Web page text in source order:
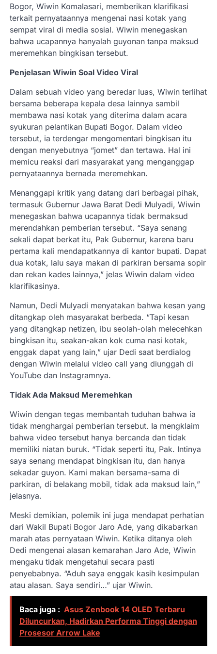
Bogor, Wiwin Komalasari, memberikan klarifikasi
terkait pernyataannya mengenai nasi kotak yang
sempat viral di media sosial. Wiwin menegaskan
bahwa ucapannya hanyalah guyonan tanpa maksud
meremehkan bingkisan tersebut.
Penjelasan Wiwin Soal Video Viral
Dalam sebuah video yang beredar luas, Wiwin terlihat
bersama beberapa kepala desa lainnya sambil
membawa nasi kotak yang diterima dalam acara
syukuran pelantikan Bupati Bogor. Dalam video
tersebut, ia terdengar mengomentari bingkisan itu
dengan menyebutnya “jomet” dan tertawa. Hal ini
memicu reaksi dari masyarakat yang menganggap
pernyataannya bernada meremehkan.
Menanggapi kritik yang datang dari berbagai pihak,
termasuk Gubernur Jawa Barat Dedi Mulyadi, Wiwin
menegaskan bahwa ucapannya tidak bermaksud
merendahkan pemberian tersebut. “Saya senang
sekali dapat berkat itu, Pak Gubernur, karena baru
pertama kali mendapatkannya di kantor bupati. Dapat
dua kotak, lalu saya makan di parkiran bersama sopir
dan rekan kades lainnya,” jelas Wiwin dalam video
klarifikasinya.
Namun, Dedi Mulyadi menyatakan bahwa kesan yang
ditangkap oleh masyarakat berbeda. “Tapi kesan
yang ditangkap netizen, ibu seolah-olah melecehkan
bingkisan itu, seakan-akan kok cuma nasi kotak,
enggak dapat yang lain,” ujar Dedi saat berdialog
dengan Wiwin melalui video call yang diunggah di
YouTube dan Instagramnya.
Tidak Ada Maksud Meremehkan
Wiwin dengan tegas membantah tuduhan bahwa ia
tidak menghargai pemberian tersebut. Ia mengklaim
bahwa video tersebut hanya bercanda dan tidak
memiliki niatan buruk. “Tidak seperti itu, Pak. Intinya
saya senang mendapat bingkisan itu, dan hanya
sekadar guyon. Kami makan bersama-sama di
parkiran, di belakang mobil, tidak ada maksud lain,”
jelasnya.
Meski demikian, polemik ini juga mendapat perhatian
dari Wakil Bupati Bogor Jaro Ade, yang dikabarkan
marah atas pernyataan Wiwin. Ketika ditanya oleh
Dedi mengenai alasan kemarahan Jaro Ade, Wiwin
mengaku tidak mengetahui secara pasti
penyebabnya. “Aduh saya enggak kasih kesimpulan
atau alasan. Saya sendiri…” ujar Wiwin.
Baca juga : Asus Zenbook 14 OLED Terbaru
Diluncurkan, Hadirkan Performa Tinggi dengan
Prosesor Arrow Lake